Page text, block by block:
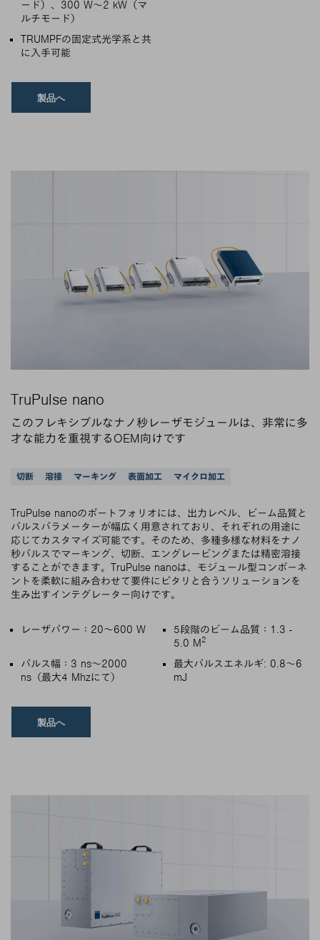
ード）、300 W～2 kW（マ
ルチモード）
TRUMPFの固定式光学系と共
に入手可能
製品へ
TruPulse nano
このフレキシブルなナノ秒レーザモジュールは、非常に多
才な能力を重視するOEM向けです
サポートされているアプリケーション
切断 溶接 マーキング 表面加工 マイクロ加工
TruPulse nanoのポートフォリオには、出力レベル、ビーム品質と
パルスパラメーターが幅広く用意されており、それぞれの用途に
応じてカスタマイズ可能です。そのため、多種多様な材料をナノ
秒パルスでマーキング、切断、エングレービングまたは精密溶接
することができます。TruPulse nanoは、モジュール型コンポーネ
ントを柔軟に組み合わせて要件にピタリと合うソリューションを
生み出すインテグレーター向けです。
主な特徴
レーザパワー：20～600 W
5段階のビーム品質：1.3 -
5.0 M2
パルス幅：3 ns～2000
ns（最大4 Mhzにて）
最大パルスエネルギ: 0.8～6
mJ
製品へ